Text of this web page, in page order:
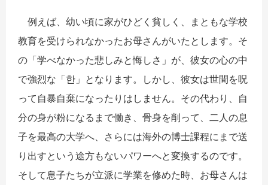
例えば、幼い頃に家がひどく貧しく、まともな学校
教育を受けられなかったお母さんがいたとします。そ
の「学べなかった悲しみと悔しさ」が、彼女の心の中
で強烈な「한 」となります。しかし、彼女は世間を呪
って自暴自棄になったりはしません。その代わり、自
分の身が粉になるまで働き、骨身を削って、二人の息
子を最高の大学へ、さらには海外の博士課程にまで送
り出すという途方もないパワーへと変換するのです。
そして息子たちが立派に学業を修めた時、お母さんは